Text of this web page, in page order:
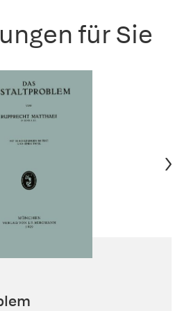
für Sie